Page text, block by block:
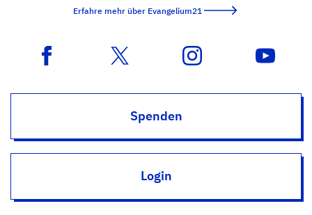
Erfahre mehr über Evangelium21
Spenden
Login